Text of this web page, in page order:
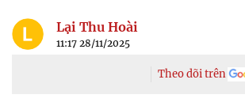
Lại Thu Hoài
11:17 28/11/2025
Theo dõi trên